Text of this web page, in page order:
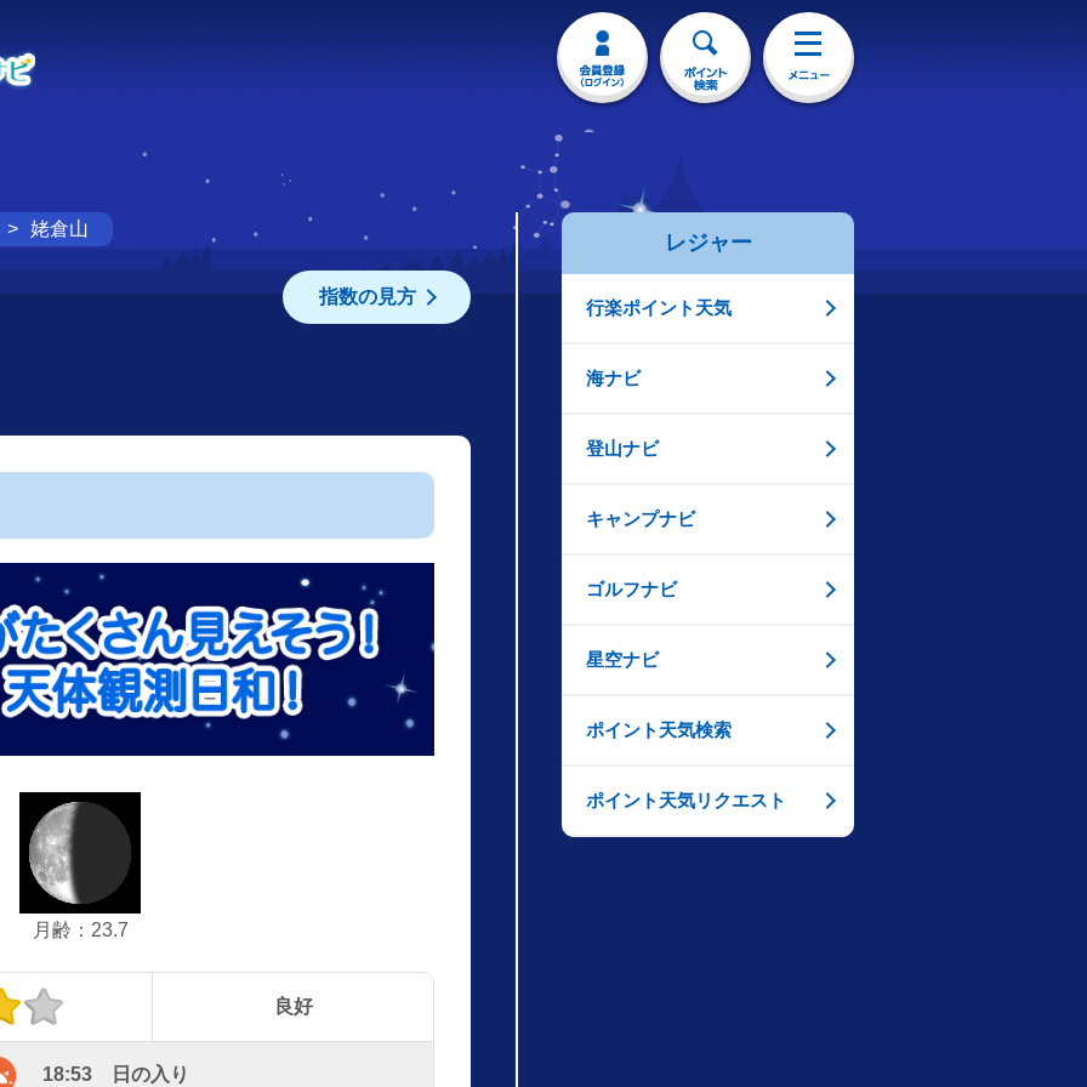
姥倉山
指数の見方
月齢：23.7
良好
18:53 日の入り
レジャー
行楽ポイント天気
海ナビ
登山ナビ
キャンプナビ
ゴルフナビ
星空ナビ
ポイント天気検索
ポイント天気リクエスト